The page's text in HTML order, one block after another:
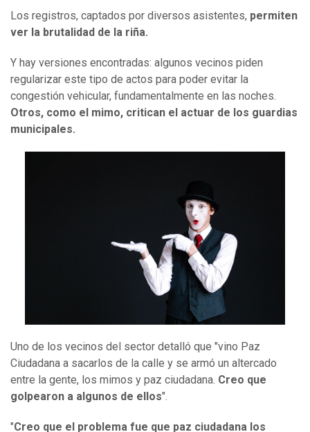
Los registros, captados por diversos asistentes, permiten
ver la brutalidad de la riña.
Y hay versiones encontradas: algunos vecinos piden
regularizar este tipo de actos para poder evitar la
congestión vehicular, fundamentalmente en las noches.
Otros, como el mimo, critican el actuar de los guardias
municipales.
Uno de los vecinos del sector detalló que "vino Paz
Ciudadana a sacarlos de la calle y se armó un altercado
entre la gente, los mimos y paz ciudadana. Creo que
golpearon a algunos de ellos".
"Creo que el problema fue que paz ciudadana los